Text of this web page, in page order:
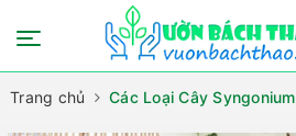
Trang chủ Các Loại Cây Syngonium